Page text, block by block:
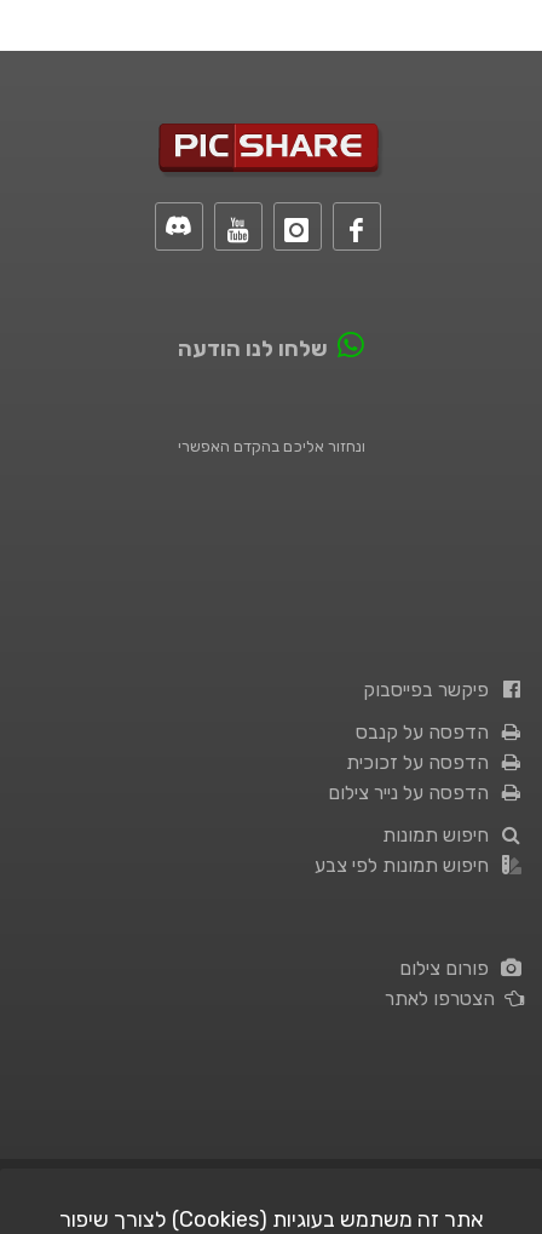
שלחו לנו הודעה
ונחזור אליכם בהקדם האפשרי
פיקשר בפייסבוק
הדפסה על קנבס
הדפסה על זכוכית
הדפסה על נייר צילום
חיפוש תמונות
חיפוש תמונות לפי צבע
פורום צילום
הצטרפו לאתר
אתר זה משתמש בעוגיות (Cookies) לצורך שיפור